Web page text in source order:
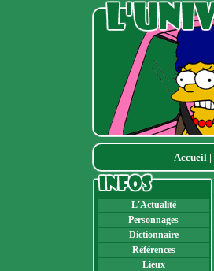
Accueil|
L'Actualité
Personnages
Dictionnaire
Références
Lieux